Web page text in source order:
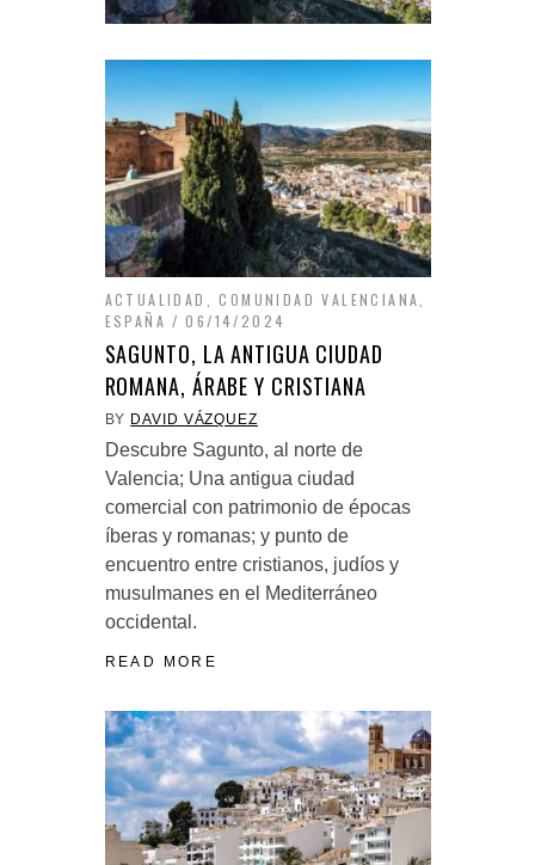
ACTUALIDAD ,COMUNIDAD VALENCIANA
ESPAÑA
06/14/2024
SAGUNTO, LA ANTIGUA CIUDAD
ROMANA, ÁRABE Y CRISTIANA
BY DAVID VÁZQUEZ
Descubre Sagunto, al norte de
Valencia; Una antigua ciudad
comercial con patrimonio de épocas
íberas y romanas; y punto de
encuentro entre cristianos, judíos y
musulmanes en el Mediterráneo
occidental.
READ MORE